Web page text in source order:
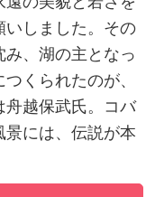
いしました。その
、湖の主となっ
くられたのが、
舟越保武氏。コバ
景には、伝説が本